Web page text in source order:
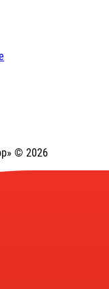
© 2026